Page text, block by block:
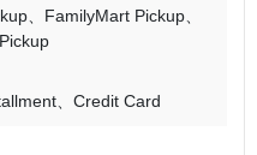
FamilyMart Pickup
Credit Card